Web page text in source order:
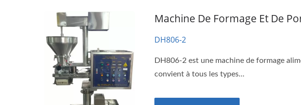
Machine De Formage Et De
DH806-2
DH806-2 est une machine de formage
convient à tous les types...